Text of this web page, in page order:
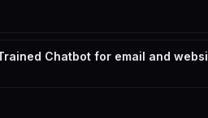
Chatbot for email and